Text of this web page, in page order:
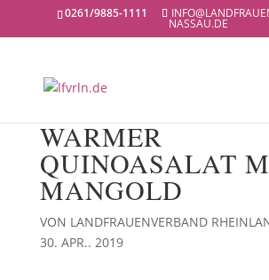
0261/9885-1111
NASSAU.DE
WARMER
QUINOASALAT
MANGOLD
VON LANDFRAUENVERBAND
30. APR.. 2019